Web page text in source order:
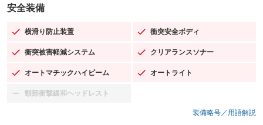
安全装備
横滑り防止装置
：装備あり 衝突安全ボディ
：装備あり
衝突被害軽減システム
：装備あり クリアランスソナー
：装備あり
オートマチックハイビーム
：装備あり オートライト
：装備あり
頸部衝撃緩和ヘッドレスト
：装備なし
装備略号／用語解説